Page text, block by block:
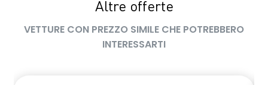
Altre offerte
VETTURE CON PREZZO SIMILE CHE POTREBBERO
INTERESSARTI